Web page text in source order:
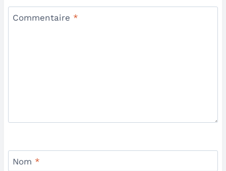
Commentaire *
Nom *